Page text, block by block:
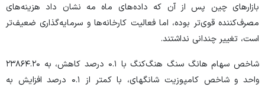
بازار‌های چین پس از آن که داده‌های ماه مه نشان داد هزینه‌های
مصرف‌کننده قوی‌تر بوده، اما فعالیت کارخانه‌ها و سرمایه‌گذاری ضعیف‌تر
است، تغییر چندانی نداشتند.
شاخص سهام هانگ سنگ هنگ‌کنگ با ۰.۱ درصد کاهش، به ۲۳۸۶۴.۲۰
واحد و شاخص کامپوزیت شانگهای، با کمتر از ۰.۱ درصد افزایش به